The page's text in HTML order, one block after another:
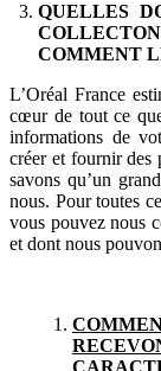
QUELLES
COMMENT
L’Oréal France
cœur de tout ce
informations de
créer et fournir des
savons qu’un
nous. Pour toutes
vous pouvez nous
et dont nous